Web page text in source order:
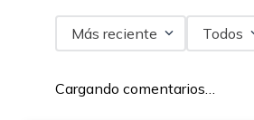
Más reciente Todos
Cargando comentarios…